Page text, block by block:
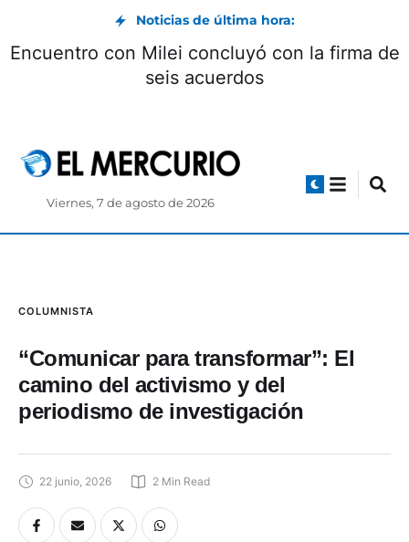
Noticias de última hora:
Encuentro con Milei concluyó con la firma de
seis acuerdos
Viernes, 7 de agosto de 2026
COLUMNISTA
“Comunicar para transformar”: El
camino del activismo y del
periodismo de investigación
22 junio, 2026 2 Min Read